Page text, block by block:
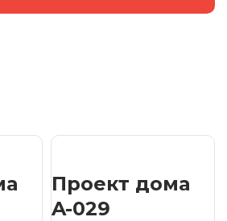
Проект дома
A-029